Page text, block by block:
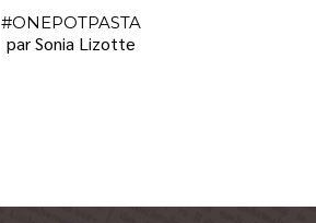
#ONEPOTPASTA
par Sonia Lizotte